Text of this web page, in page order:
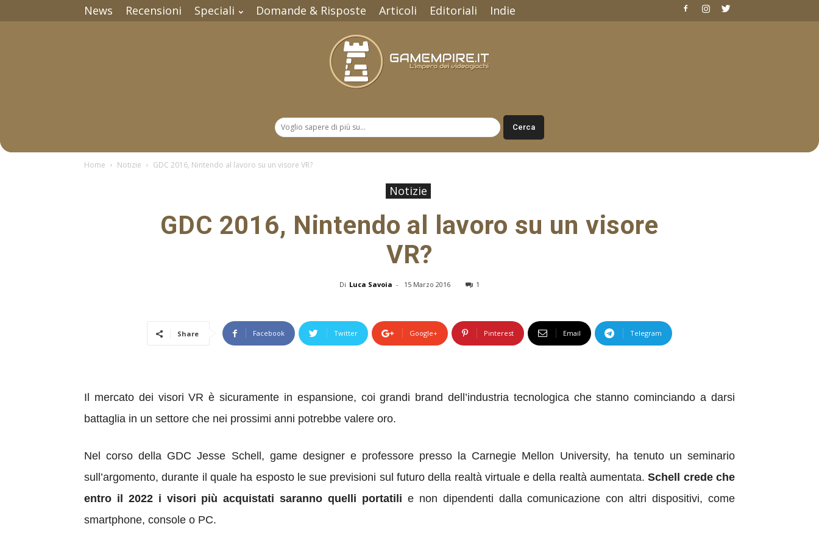
News Recensioni Speciali Domande & Risposte Articoli Editoriali Indie
Home Notizie GDC 2016, Nintendo al lavoro su un visore VR?
Notizie
GDC 2016, Nintendo al lavoro su un visore
VR?
Di Luca Savoia - 15 Marzo 2016 1
Share Facebook Twitter Google+ Pinterest Email Telegram
Il mercato dei visori VR è sicuramente in espansione, coi grandi brand dell’industria tecnologica che stanno cominciando a darsi
battaglia in un settore che nei prossimi anni potrebbe valere oro.
Nel corso della GDC Jesse Schell, game designer e professore presso la Carnegie Mellon University, ha tenuto un seminario
sull’argomento, durante il quale ha esposto le sue previsioni sul futuro della realtà virtuale e della realtà aumentata.Schell crede che
entro il 2022 i visori più acquistati saranno quelli portatili e non dipendenti dalla comunicazione con altri dispositivi, come
smartphone, console o PC.